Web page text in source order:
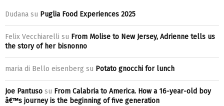
Dudana su Puglia Food Experiences 2025
Felix Vecchiarelli su From Molise to New Jersey, Adrienne tells us
the story of her bisnonno
maria di Bello eisenberg su Potato gnocchi for lunch
Joe Pantuso su From Calabria to America. How a 16-year-old boy
â€™s journey is the beginning of five generation